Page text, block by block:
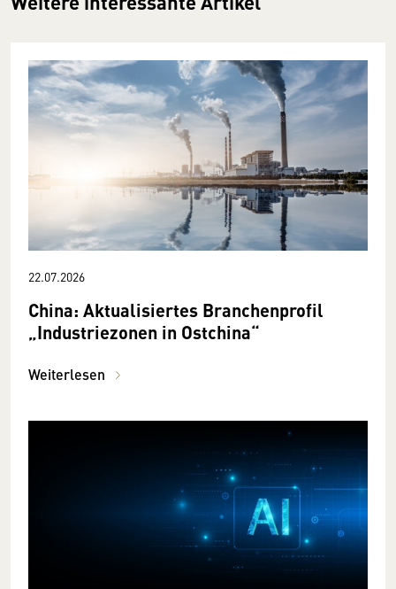
22.07.2026
China: Aktualisiertes Branchenprofil
„Industriezonen in Ostchina“
Weiterlesen